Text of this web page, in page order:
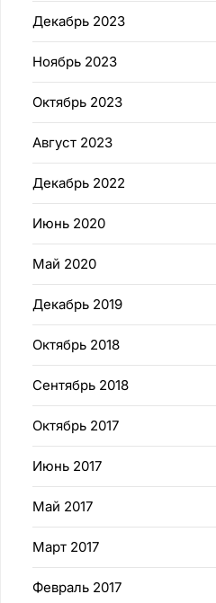
Декабрь 2023
Ноябрь 2023
Октябрь 2023
Август 2023
Декабрь 2022
Июнь 2020
Май 2020
Декабрь 2019
Октябрь 2018
Сентябрь 2018
Октябрь 2017
Июнь 2017
Май 2017
Март 2017
Февраль 2017